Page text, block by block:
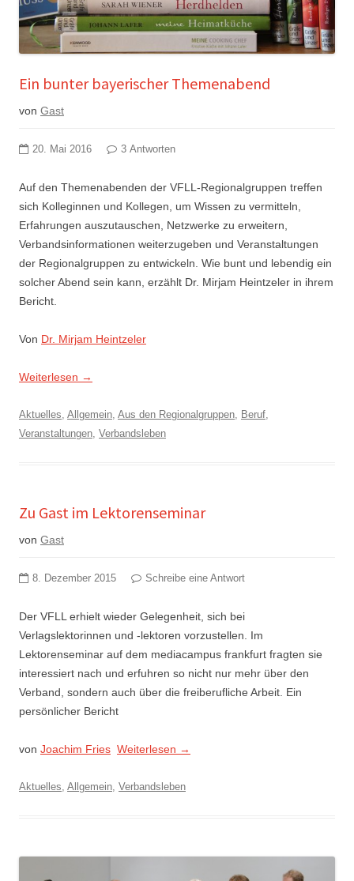
Ein bunter bayerischer Themenabend
von Gast
20. Mai 2016 3 Antworten
Auf den Themenabenden der VFLL-Regionalgruppen treffen
sich Kolleginnen und Kollegen, um Wissen zu vermitteln,
Erfahrungen auszutauschen, Netzwerke zu erweitern,
Verbandsinformationen weiterzugeben und Veranstaltungen
der Regionalgruppen zu entwickeln. Wie bunt und lebendig ein
solcher Abend sein kann, erzählt Dr. Mirjam Heintzeler in ihrem
Bericht.
Von Dr. Mirjam Heintzeler
Weiterlesen →
Aktuelles Allgemein Aus den Regionalgruppen Beruf
Veranstaltungen Verbandsleben
Zu Gast im Lektorenseminar
von Gast
8. Dezember 2015 Schreibe eine Antwort
Der VFLL erhielt wieder Gelegenheit, sich bei
Verlagslektorinnen und -lektoren vorzustellen. Im
Lektorenseminar auf dem mediacampus frankfurt fragten sie
interessiert nach und erfuhren so nicht nur mehr über den
Verband, sondern auch über die freiberufliche Arbeit. Ein
persönlicher Bericht
von Joachim Fries Weiterlesen →
Aktuelles Allgemein Verbandsleben